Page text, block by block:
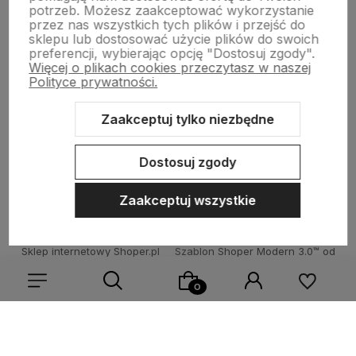
TECHNOLOGIA LED
DLA KUPUJĄCYCH
Sklep internetowy Shoper.pl Szablon Shoper Modern 3.0™ od
potrzeb. Możesz zaakceptować wykorzystanie
przez nas wszystkich tych plików i przejść do
sklepu lub dostosować użycie plików do swoich
preferencji, wybierając opcję "Dostosuj zgody".
Więcej o plikach cookies przeczytasz w naszej
Polityce prywatności.
Zaakceptuj tylko niezbędne
Dostosuj zgody
Zaakceptuj wszystkie